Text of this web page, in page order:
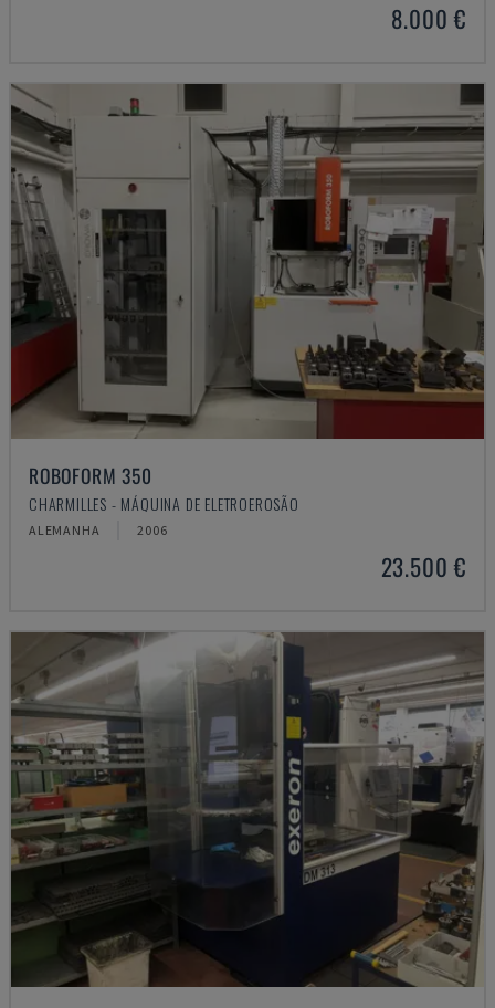
8.000 €
ROBOFORM 350
CHARMILLES - MÁQUINA DE ELETROEROSÃO
ALEMANHA 2006
23.500 €